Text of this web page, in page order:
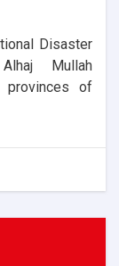
Disaster
Mullah
provinces of